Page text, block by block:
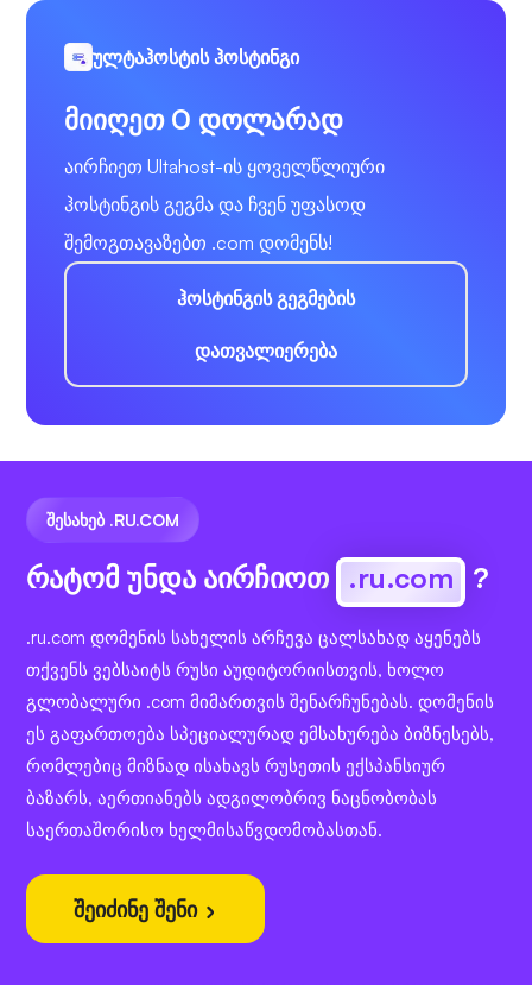
ულტაჰოსტის ჰოსტინგი
მიიღეთ 0 დოლარად
აირჩიეთ Ultahost-ის ყოველწლიური
ჰოსტინგის გეგმა და ჩვენ უფასოდ
შემოგთავაზებთ .com დომენს!
ჰოსტინგის გეგმების
დათვალიერება
ᲨᲔᲡᲐᲮᲔᲑ .RU.COM
რატომ უნდა აირჩიოთ .ru.com ?
.ru.com დომენის სახელის არჩევა ცალსახად აყენებს
თქვენს ვებსაიტს რუსი აუდიტორიისთვის, ხოლო
გლობალური .com მიმართვის შენარჩუნებას. დომენის
ეს გაფართოება სპეციალურად ემსახურება ბიზნესებს,
რომლებიც მიზნად ისახავს რუსეთის ექსპანსიურ
ბაზარს, აერთიანებს ადგილობრივ ნაცნობობას
საერთაშორისო ხელმისაწვდომობასთან.
შეიძინე შენი